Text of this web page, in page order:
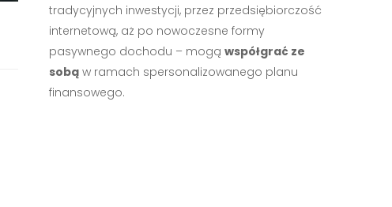
tradycyjnych inwestycji, przez przedsiębiorczość
internetową, aż po nowoczesne formy
pasywnego dochodu – mogą współgrać ze
sobąw ramach spersonalizowanego planu
finansowego.